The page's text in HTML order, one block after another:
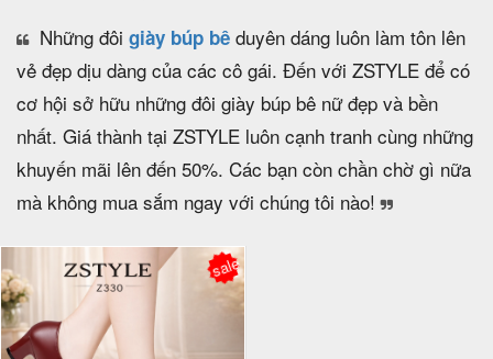
Những đôi giày búp bê duyên dáng luôn làm tôn lên
vẻ đẹp dịu dàng của các cô gái. Đến với ZSTYLE để có
cơ hội sở hữu những đôi giày búp bê nữ đẹp và bền
nhất. Giá thành tại ZSTYLE luôn cạnh tranh cùng những
khuyến mãi lên đến 50%. Các bạn còn chần chờ gì nữa
mà không mua sắm ngay với chúng tôi nào!
sale